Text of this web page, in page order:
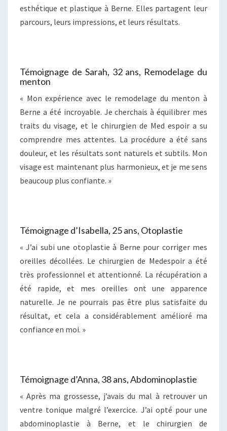
esthétique et plastique à Berne. Elles partagent leur
parcours, leurs impressions, et leurs résultats.
Témoignage de Sarah, 32 ans, Remodelage du
menton
« Mon expérience avec le remodelage du menton à
Berne a été incroyable. Je cherchais à équilibrer mes
traits du visage, et le chirurgien de Med espoir a su
comprendre mes attentes. La procédure a été sans
douleur, et les résultats sont naturels et subtils. Mon
visage est maintenant plus harmonieux, et je me sens
beaucoup plus confiante. »
Témoignage d’Isabella, 25 ans, Otoplastie
« J’ai subi une otoplastie à Berne pour corriger mes
oreilles décollées. Le chirurgien de Medespoir a été
très professionnel et attentionné. La récupération a
été rapide, et mes oreilles ont une apparence
naturelle. Je ne pourrais pas être plus satisfaite du
résultat, et cela a considérablement amélioré ma
confiance en moi. »
Témoignage d’Anna, 38 ans, Abdominoplastie
« Après ma grossesse, j’avais du mal à retrouver un
ventre tonique malgré l’exercice. J’ai opté pour une
abdominoplastie à Berne, et le chirurgien de